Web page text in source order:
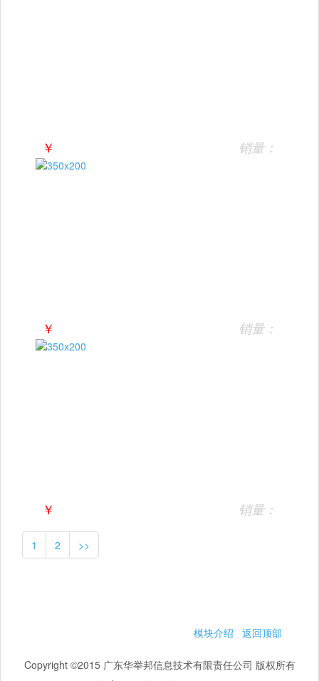
￥ 销量：
￥ 销量：
￥ 销量：
1 2 >>
模块介绍 返回顶部
Copyright ©2015 广东华举邦信息技术有限责任公司 版权所有